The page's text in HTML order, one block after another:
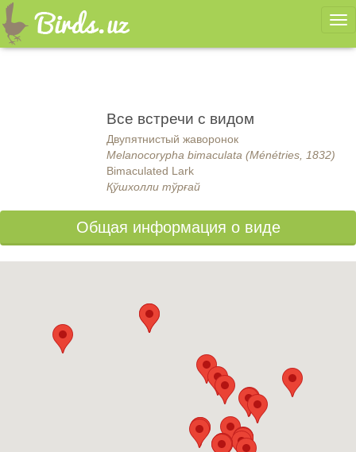
Все встречи с видом
Двупятнистый жаворонок
Melanocorypha bimaculata (Ménétries, 1832)
Bimaculated Lark
Қўшхолли тўрғай
Общая информация о виде